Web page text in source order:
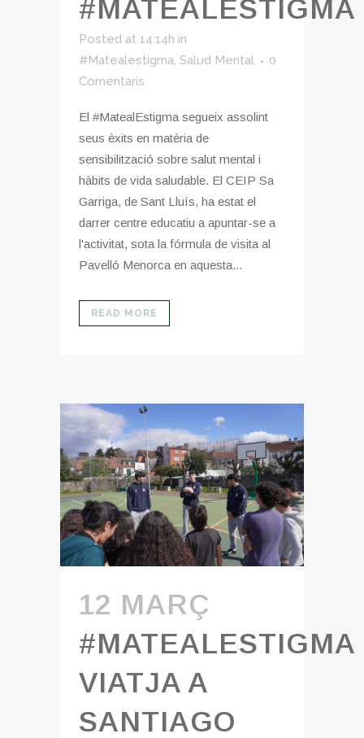
#MATEALESTIGMA
Posted at 14:14h in
#Matealestigma, Salud Mental
0
Comentaris
El #MatealEstigma segueix assolint
seus èxits en matèria de
sensibilització sobre salut mental i
hàbits de vida saludable. El CEIP Sa
Garriga, de Sant Lluís, ha estat el
darrer centre educatiu a apuntar-se a
l'activitat, sota la fórmula de visita al
Pavelló Menorca en aquesta...
READ MORE
12 MARÇ
#MATEALESTIGMA
VIATJA A
SANTIAGO